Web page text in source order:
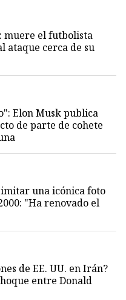
muere el futbolista
ataque cerca de su
Elon Musk publica
de parte de cohete
una icónica foto
"Ha renovado el
de EE. UU. en Irán?
entre Donald